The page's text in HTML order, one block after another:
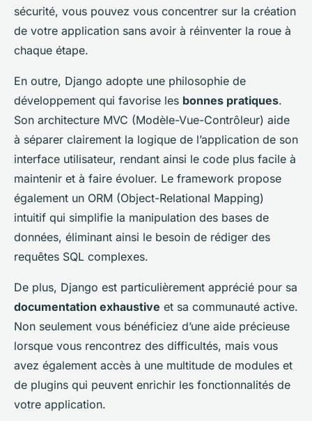
sécurité, vous pouvez vous concentrer sur la création
de votre application sans avoir à réinventer la roue à
chaque étape.
En outre, Django adopte une philosophie de
développement qui favorise les bonnes pratiques.
Son architecture MVC (Modèle-Vue-Contrôleur) aide
à séparer clairement la logique de l’application de son
interface utilisateur, rendant ainsi le code plus facile à
maintenir et à faire évoluer. Le framework propose
également un ORM (Object-Relational Mapping)
intuitif qui simplifie la manipulation des bases de
données, éliminant ainsi le besoin de rédiger des
requêtes SQL complexes.
De plus, Django est particulièrement apprécié pour sa
documentation exhaustive et sa communauté active.
Non seulement vous bénéficiez d’une aide précieuse
lorsque vous rencontrez des difficultés, mais vous
avez également accès à une multitude de modules et
de plugins qui peuvent enrichir les fonctionnalités de
votre application.